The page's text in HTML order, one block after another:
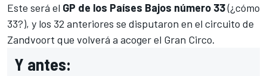
Este será el GP de los Países Bajos número 33(¿cómo
33?), y los 32 anteriores se disputaron en el circuito de
Zandvoort que volverá a acoger el Gran Circo.
Y antes: